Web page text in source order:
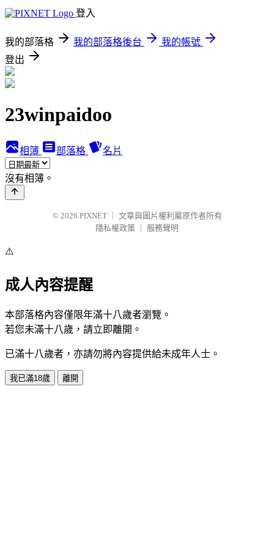
登入
我的部落格 我的部落格後台
我的帳號
登出
23winpaidoo
相簿 部落格 名片
沒有相簿。
© 2026 PIXNET
文章與圖片權利屬原作者所有
隱私權政策
服務聲明
⚠️
成人內容提醒
本部落格內容僅限年滿十八歲者瀏覽。
若您未滿十八歲，請立即離開。
已滿十八歲者，亦請勿將內容提供給未成年人士。
我已滿18歲 離開